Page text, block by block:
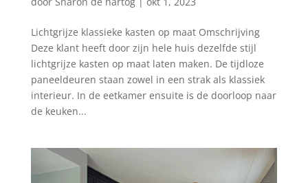
Lichtgrijze klassieke kasten op maat Omschrijving
Deze klant heeft door zijn hele huis dezelfde stijl
lichtgrijze kasten op maat laten maken. De tijdloze
paneeldeuren staan zowel in een strak als klassiek
interieur. In de eetkamer ensuite is de doorloop naar
de keuken...